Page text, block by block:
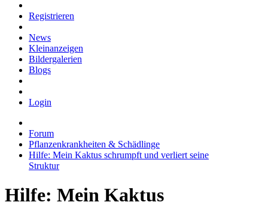
Registrieren
News
Kleinanzeigen
Bildergalerien
Blogs
Login
Forum
Pflanzenkrankheiten & Schädlinge
Hilfe: Mein Kaktus schrumpft und verliert seine
Struktur
Hilfe: Mein Kaktus